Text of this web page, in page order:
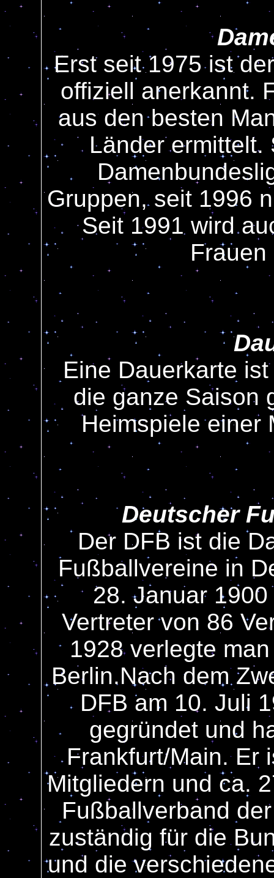
Erst seit 1975 ist
offiziell anerkannt.
aus den besten
Länder
Gruppen, seit 1996
Seit 1991 wird
Eine Dauerkarte
die ganze Saison
Heimspiele einer
Deutscher
Der DFB ist die
Fußballvereine in
28. Januar
Vertreter von 86
1928 verlegte
Berlin.Nach dem
DFB am 10. Juli
gegründet und
Frankfurt/Main. Er
Mitgliedern und ca.
Fußballverband
zuständig für die
und die